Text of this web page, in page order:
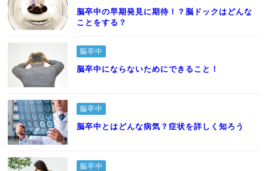
脳卒中の早期発見に期待！？脳ドックはどんな
ことをする？
脳卒中
脳卒中にならないためにできること！
脳卒中
脳卒中とはどんな病気？症状を詳しく知ろう
脳卒中